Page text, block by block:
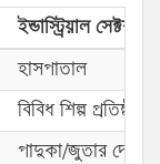
ইন্ডাস্ট্রিয়াল সেক্টর
হাসপাতাল
বিবিধ শিল্প প্রতিষ্ঠান
পাদুকা/জুতার দোকান